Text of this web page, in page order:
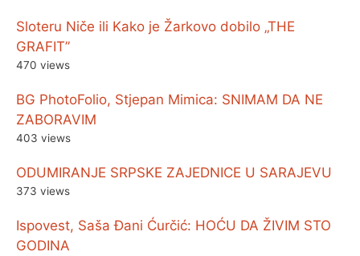
Sloteru Niče ili Kako je Žarkovo dobilo „THE
GRAFIT”
470 views
BG PhotoFolio, Stjepan Mimica: SNIMAM DA NE
ZABORAVIM
403 views
ODUMIRANJE SRPSKE ZAJEDNICE U SARAJEVU
373 views
Ispovest, Saša Đani Ćurčić: HOĆU DA ŽIVIM STO
GODINA